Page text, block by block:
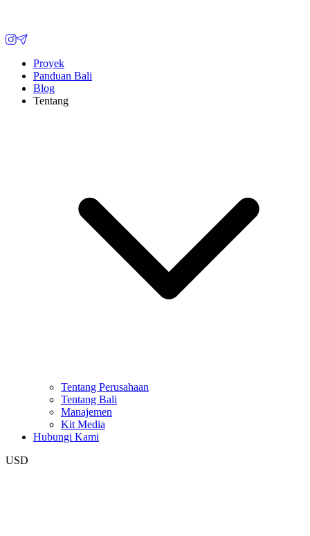
Proyek
Panduan Bali
Blog
Tentang
Tentang Perusahaan
Tentang Bali
Manajemen
Kit Media
Hubungi Kami
USD